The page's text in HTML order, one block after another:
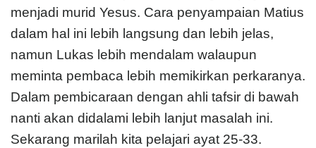
menjadi murid Yesus. Cara penyampaian Matius
dalam hal ini lebih langsung dan lebih jelas,
namun Lukas lebih mendalam walaupun
meminta pembaca lebih memikirkan perkaranya.
Dalam pembicaraan dengan ahli tafsir di bawah
nanti akan didalami lebih lanjut masalah ini.
Sekarang marilah kita pelajari ayat 25-33.